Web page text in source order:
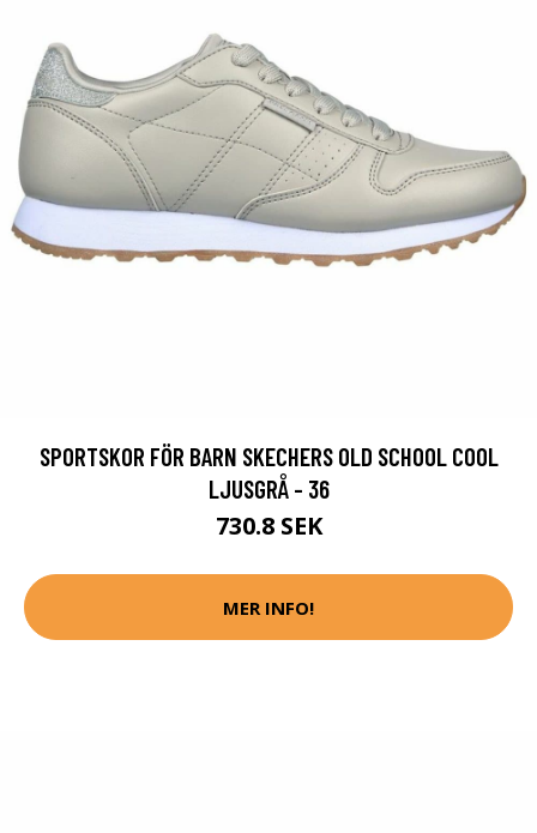
SPORTSKOR FÖR BARN SKECHERS OLD SCHOOL COOL
LJUSGRÅ - 36
730.8 SEK
MER INFO!